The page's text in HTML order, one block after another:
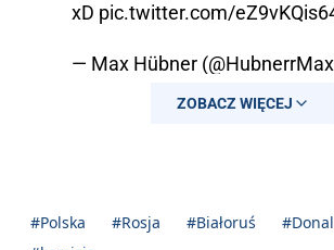
xD pic.twitter.com/
— Max Hübner
ZOBACZ WIĘCEJ
#Polska #Rosja #Białoruś